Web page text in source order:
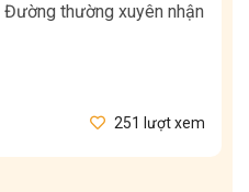
thường xuyên nhận
251 lượt xem